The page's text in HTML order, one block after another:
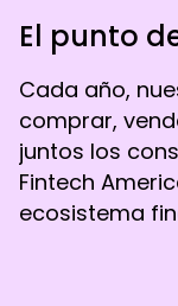
El punto
Cada año,
comprar,
juntos los
Fintech
ecosistema